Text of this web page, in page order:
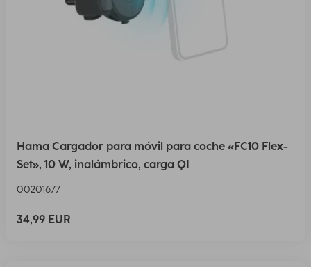
Hama Cargador para móvil para coche «FC10 Flex-
Set», 10 W, inalámbrico, carga QI
00201677
34,99 EUR